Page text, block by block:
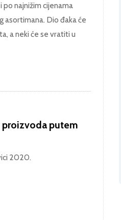
najnižim cijenama
asortimana. Dio đaka će
a neki će se vratiti u
proizvoda putem
2020.